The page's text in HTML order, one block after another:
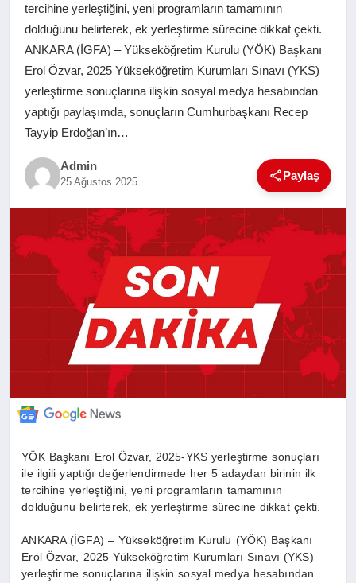
SAĞLIK
YAŞAM
SANAT
tercihine yerleştiğini, yeni programların tamamının
dolduğunu belirterek, ek yerleştirme sürecine dikkat çekti.
ANKARA (İGFA) – Yükseköğretim Kurulu (YÖK) Başkanı
Erol Özvar, 2025 Yükseköğretim Kurumları Sınavı (YKS)
yerleştirme sonuçlarına ilişkin sosyal medya hesabından
yaptığı paylaşımda, sonuçların Cumhurbaşkanı Recep
Tayyip Erdoğan’ın…
Admin
25 Ağustos 2025 Paylaş
YÖK Başkanı Erol Özvar, 2025-YKS yerleştirme sonuçları
ile ilgili yaptığı değerlendirmede her 5 adaydan birinin ilk
tercihine yerleştiğini, yeni programların tamamının
dolduğunu belirterek, ek yerleştirme sürecine dikkat çekti.
ANKARA (İGFA) – Yükseköğretim Kurulu (YÖK) Başkanı
Erol Özvar, 2025 Yükseköğretim Kurumları Sınavı (YKS)
yerleştirme sonuçlarına ilişkin sosyal medya hesabından